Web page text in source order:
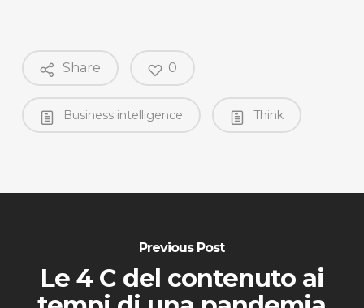
Share 0
Business intelligence Think
Previous Post
Le 4 C del contenuto ai